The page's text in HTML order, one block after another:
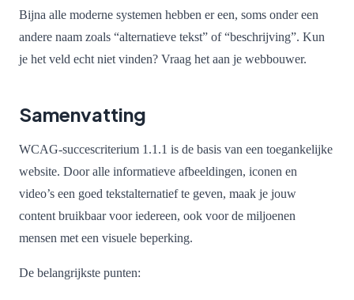
Bijna alle moderne systemen hebben er een, soms onder een
andere naam zoals “alternatieve tekst” of “beschrijving”. Kun
je het veld echt niet vinden? Vraag het aan je webbouwer.
Samenvatting
WCAG-succescriterium 1.1.1 is de basis van een toegankelijke
website. Door alle informatieve afbeeldingen, iconen en
video’s een goed tekstalternatief te geven, maak je jouw
content bruikbaar voor iedereen, ook voor de miljoenen
mensen met een visuele beperking.
De belangrijkste punten: